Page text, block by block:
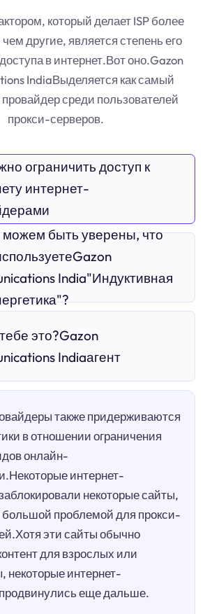
который делает ISP более
другие, является степень его
в интернет.Вот оно.Gazon
IndiaВыделяется как самый
среди пользователей
прокси-серверов.
ограничить доступ к
интернет-
быть уверены, что
India"Индуктивная
это?Gazon
Indiaагент
также придерживаются
в отношении ограничения
онлайн-
интернет-
некоторые сайты,
большой проблемой для прокси-
эти сайты обычно
для взрослых или
некоторые интернет-
еще дальше.